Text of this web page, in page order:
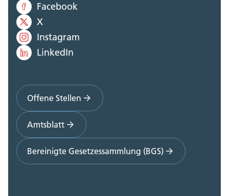
Facebook
X
Instagram
LinkedIn
Offene Stellen
Amtsblatt
Bereinigte Gesetzessammlung (BGS)